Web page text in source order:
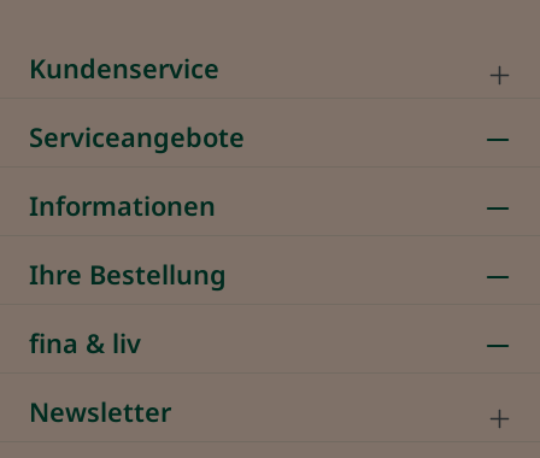
Kundenservice
Serviceangebote
Informationen
Ihre Bestellung
fina & liv
Newsletter